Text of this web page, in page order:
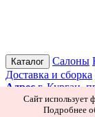
Каталог Салоны
Доставка и сборка
Адрес г. Курган,
Режим работы
Сайт использует
Подробнее